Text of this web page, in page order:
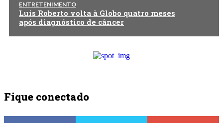
ENTRETENIMENTO
Luis Roberto volta à Globo quatro meses
após diagnóstico de câncer
Fique conectado